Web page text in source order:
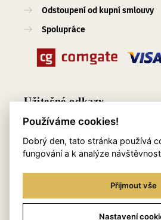
Odstoupení od kupní smlouvy
Spolupráce
Užitečné odkazy
O nás
Blog
Věrnostní program
Používáme cookies!
Dobrý den, tato stránka používá
fungování a k analýze
Přijmout vše
Nastavení